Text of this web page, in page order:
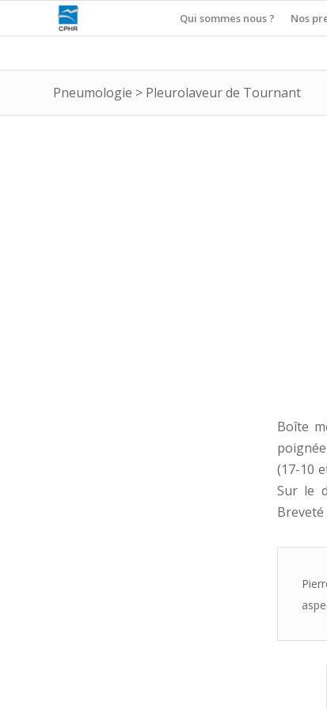
Qui sommes nous ? Nos
Pneumologie > Pleurolaveur de Tournant
Boîte
(17-10
Sur le
Breveté